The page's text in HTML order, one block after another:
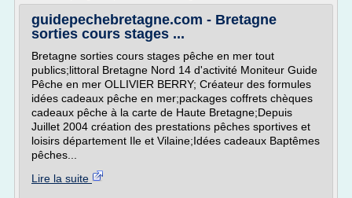
guidepechebretagne.com - Bretagne
sorties cours stages ...
Bretagne sorties cours stages pêche en mer tout
publics;littoral Bretagne Nord 14 d'activité Moniteur Guide
Pêche en mer OLLIVIER BERRY; Créateur des formules
idées cadeaux pêche en mer;packages coffrets chèques
cadeaux pêche à la carte de Haute Bretagne;Depuis
Juillet 2004 création des prestations pêches sportives et
loisirs département Ile et Vilaine;Idées cadeaux Baptêmes
pêches...
Lire la suite